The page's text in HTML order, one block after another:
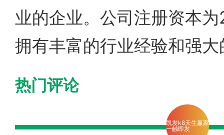
业的企业。公司注册资本
拥有丰富的行业经验和强
热门评论
凯发k8天生赢家
一触即发